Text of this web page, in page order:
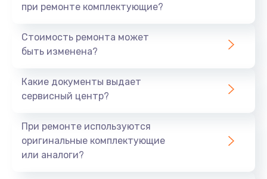
Заказать
Замена термостата
Заказать
3390 руб.
Заказать
при ремонте комплектующие?
Стоимость ремонта может
быть изменена?
Какие документы выдает
сервисный центр?
При ремонте используются
оригинальные комплектующие
или аналоги?